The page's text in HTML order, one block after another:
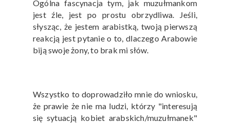
Ogólna fascynacja tym, jak muzułmankom
jest źle, jest po prostu obrzydliwa. Jeśli,
słysząc, że jestem arabistką, twoją pierwszą
reakcją jest pytanie o to, dlaczego Arabowie
biją swoje żony, to brak mi słów.
Wszystko to doprowadziło mnie do wniosku,
że prawie że nie ma ludzi, którzy "interesują
się sytuacją kobiet arabskich/muzułmanek"